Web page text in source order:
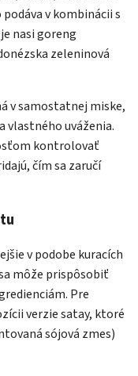
v kombinácii s
nasi goreng
zeleninová
v samostatnej miske,
vlastného uváženia.
kontrolovať
čím sa zaručí
v podobe kuracích
môže prispôsobiť
Pre
verzie satay, ktoré
sójová zmes)